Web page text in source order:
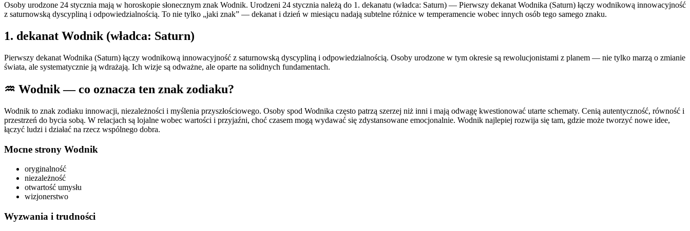
Osoby urodzone 24 stycznia mają w horoskopie słonecznym znak Wodnik. Urodzeni 24 stycznia należą do 1. dekanatu (władca: Saturn) — Pierwszy dekanat Wodnika (Saturn) łączy wodnikową innowacyjność
z saturnowską dyscypliną i odpowiedzialnością. To nie tylko „jaki znak” — dekanat i dzień w miesiącu nadają subtelne różnice w temperamencie wobec innych osób tego samego znaku.
1. dekanat Wodnik (władca: Saturn)
Pierwszy dekanat Wodnika (Saturn) łączy wodnikową innowacyjność z saturnowską dyscypliną i odpowiedzialnością. Osoby urodzone w tym okresie są rewolucjonistami z planem — nie tylko marzą o zmianie
świata, ale systematycznie ją wdrażają. Ich wizje są odważne, ale oparte na solidnych fundamentach.
♒ Wodnik— co oznacza ten znak zodiaku?
Wodnik to znak zodiaku innowacji, niezależności i myślenia przyszłościowego. Osoby spod Wodnika często patrzą szerzej niż inni i mają odwagę kwestionować utarte schematy. Cenią autentyczność, równość i
przestrzeń do bycia sobą. W relacjach są lojalne wobec wartości i przyjaźni, choć czasem mogą wydawać się zdystansowane emocjonalnie. Wodnik najlepiej rozwija się tam, gdzie może tworzyć nowe idee,
łączyć ludzi i działać na rzecz wspólnego dobra.
Mocne strony Wodnik
oryginalność
niezależność
otwartość umysłu
wizjonerstwo
Wyzwania i trudności